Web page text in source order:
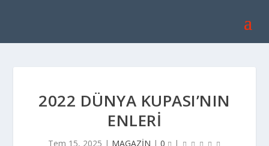
2022 DÜNYA KUPASI’NIN
ENLERI
Tem 15, 2025 | MAGAZİN | 0 |